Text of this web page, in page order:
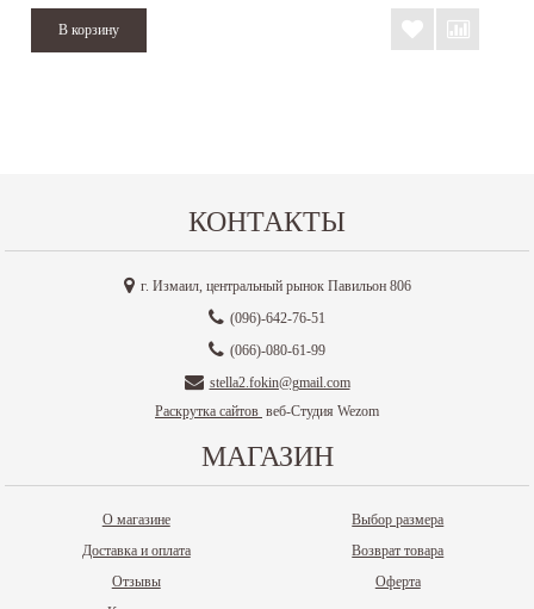
КОНТАКТЫ
г. Измаил, центральный рынок Павильон 806
(096)-642-76-51
(066)-080-61-99
stella2.fokin@gmail.com
Раскрутка сайтов веб-Студия Wezom
МАГАЗИН
О магазине
Выбор размера
Доставка и оплата
Возврат товара
Отзывы
Оферта